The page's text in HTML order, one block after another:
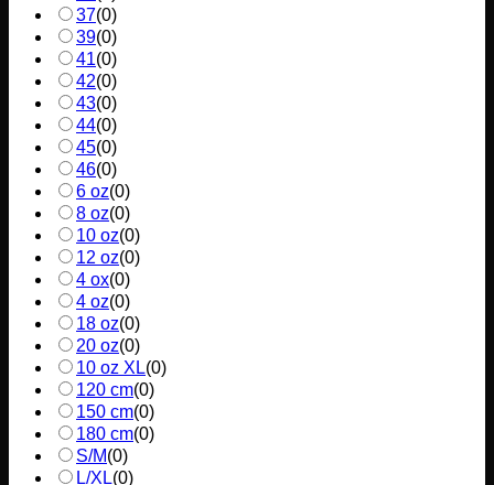
37(0)
39(0)
41(0)
42(0)
43(0)
44(0)
45(0)
46(0)
6 oz(0)
8 oz(0)
10 oz(0)
12 oz(0)
4 ox(0)
4 oz(0)
18 oz(0)
20 oz(0)
10 oz XL(0)
120 cm(0)
150 cm(0)
180 cm(0)
S/M(0)
L/XL(0)